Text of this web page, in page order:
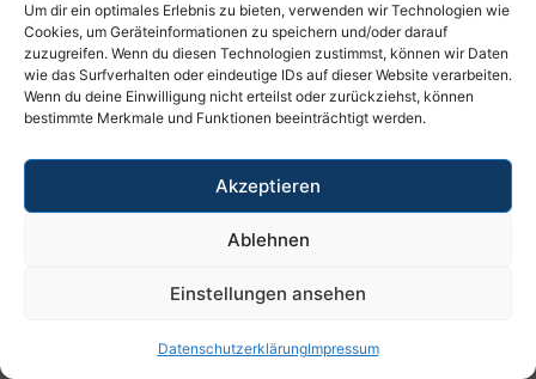
Um dir ein optimales Erlebnis zu bieten, verwenden wir Technologien wie
Cookies, um Geräteinformationen zu speichern und/oder darauf
zuzugreifen. Wenn du diesen Technologien zustimmst, können wir Daten
wie das Surfverhalten oder eindeutige IDs auf dieser Website verarbeiten.
Wenn du deine Einwilligung nicht erteilst oder zurückziehst, können
bestimmte Merkmale und Funktionen beeinträchtigt werden.
Akzeptieren
Ablehnen
Einstellungen ansehen
DatenschutzerklärungImpressum